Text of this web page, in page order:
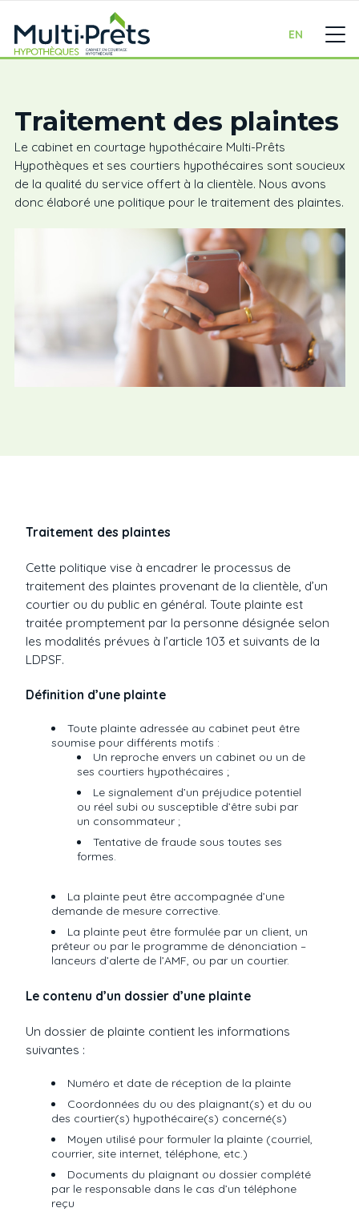
EN
Traitement des plaintes
Le cabinet en courtage hypothécaire Multi-Prêts
Hypothèques et ses courtiers hypothécaires sont soucieux
de la qualité du service offert à la clientèle. Nous avons
donc élaboré une politique pour le traitement des plaintes.
Traitement des plaintes
Cette politique vise à encadrer le processus de
traitement des plaintes provenant de la clientèle, d’un
courtier ou du public en général. Toute plainte est
traitée promptement par la personne désignée selon
les modalités prévues à l’article 103 et suivants de la
LDPSF.
Définition d’une plainte
Toute plainte adressée au cabinet peut être
soumise pour différents motifs :
Un reproche envers un cabinet ou un de
ses courtiers hypothécaires ;
Le signalement d’un préjudice potentiel
ou réel subi ou susceptible d’être subi par
un consommateur ;
Tentative de fraude sous toutes ses
formes.
La plainte peut être accompagnée d’une
demande de mesure corrective.
La plainte peut être formulée par un client, un
prêteur ou par le programme de dénonciation –
lanceurs d’alerte de l’AMF, ou par un courtier.
Le contenu d’un dossier d’une plainte
Un dossier de plainte contient les informations
suivantes :
Numéro et date de réception de la plainte
Coordonnées du ou des plaignant(s) et du ou
des courtier(s) hypothécaire(s) concerné(s)
Moyen utilisé pour formuler la plainte (courriel,
courrier, site internet, téléphone, etc.)
Documents du plaignant ou dossier complété
par le responsable dans le cas d’un téléphone
reçu